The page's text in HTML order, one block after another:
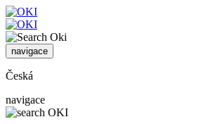
navigace
Česká
navigace